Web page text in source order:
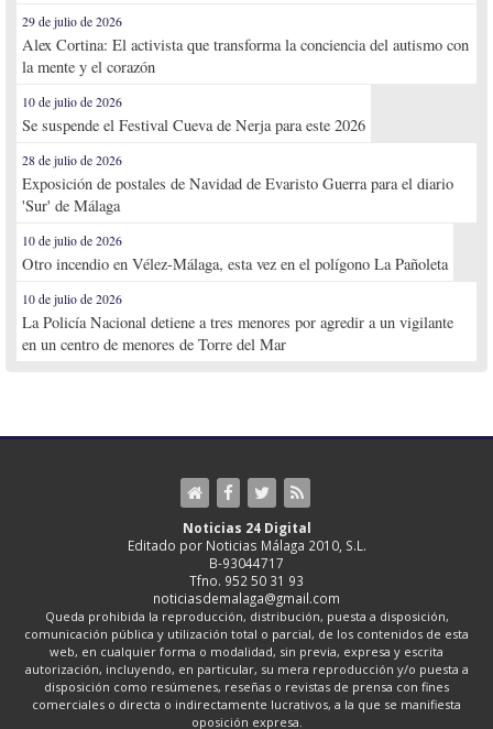
29 de julio de 2026
Alex Cortina: El activista que transforma la conciencia del autismo con
la mente y el corazón
10 de julio de 2026
Se suspende el Festival Cueva de Nerja para este 2026
28 de julio de 2026
Exposición de postales de Navidad de Evaristo Guerra para el diario
'Sur' de Málaga
10 de julio de 2026
Otro incendio en Vélez-Málaga, esta vez en el polígono La Pañoleta
10 de julio de 2026
La Policía Nacional detiene a tres menores por agredir a un vigilante
en un centro de menores de Torre del Mar
Noticias 24 Digital
Editado por Noticias Málaga 2010, S.L.
B-93044717
Tfno. 952 50 31 93
noticiasdemalaga@gmail.com
Queda prohibida la reproducción, distribución, puesta a disposición,
comunicación pública y utilización total o parcial, de los contenidos de esta
web, en cualquier forma o modalidad, sin previa, expresa y escrita
autorización, incluyendo, en particular, su mera reproducción y/o puesta a
disposición como resúmenes, reseñas o revistas de prensa con fines
comerciales o directa o indirectamente lucrativos, a la que se manifiesta
oposición expresa.